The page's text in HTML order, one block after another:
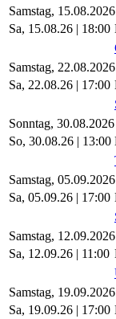
Samstag,
Sa, 15.08.26 | 18:00
Samstag,
Sa, 22.08.26 | 17:00
Sonntag,
So, 30.08.26 | 13:00
Samstag,
Sa, 05.09.26 | 17:00
Samstag,
Sa, 12.09.26 | 11:00
Samstag,
Sa, 19.09.26 | 17:00